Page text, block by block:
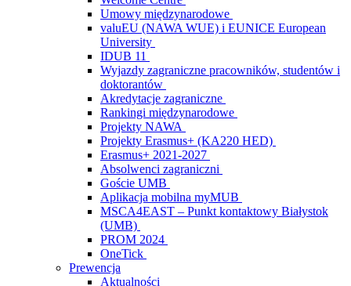
Umowy międzynarodowe
valuEU (NAWA WUE) i EUNICE European
University
IDUB 11
Wyjazdy zagraniczne pracowników, studentów i
doktorantów
Akredytacje zagraniczne
Rankingi międzynarodowe
Projekty NAWA
Projekty Erasmus+ (KA220 HED)
Erasmus+ 2021-2027
Absolwenci zagraniczni
Goście UMB
Aplikacja mobilna myMUB
MSCA4EAST – Punkt kontaktowy Białystok
(UMB)
PROM 2024
OneTick
Prewencja
Aktualności